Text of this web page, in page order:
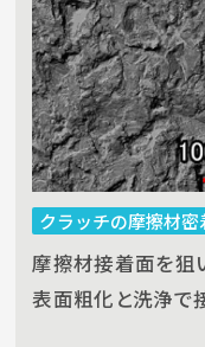
クラッチの摩擦材密
摩擦材接着面を狙
表面粗化と洗浄で